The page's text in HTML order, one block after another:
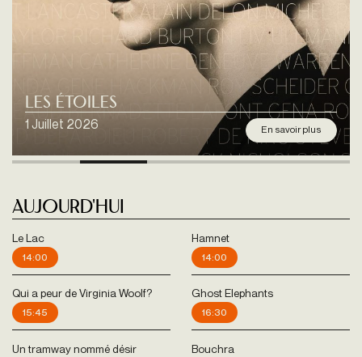
Les étoiles
1 Juillet 2026
En savoir plus
Aujourd'hui
Le Lac
14:00
Hamnet
14:00
Qui a peur de Virginia Woolf?
15:45
Ghost Elephants
16:30
Un tramway nommé désir Bouchra